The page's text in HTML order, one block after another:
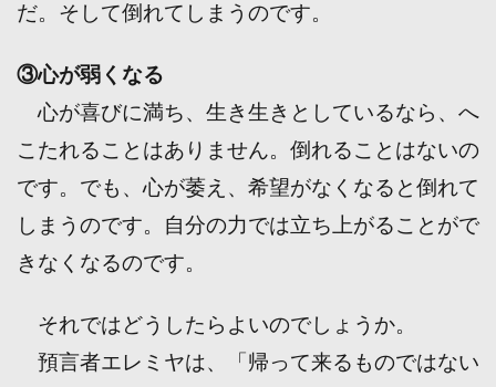
だ。そして倒れてしまうのです。
③心が弱くなる
心が喜びに満ち、生き生きとしているなら、へ
こたれることはありません。倒れることはないの
です。でも、心が萎え、希望がなくなると倒れて
しまうのです。自分の力では立ち上がることがで
きなくなるのです。
それではどうしたらよいのでしょうか。
預言者エレミヤは、「帰って来るものではない